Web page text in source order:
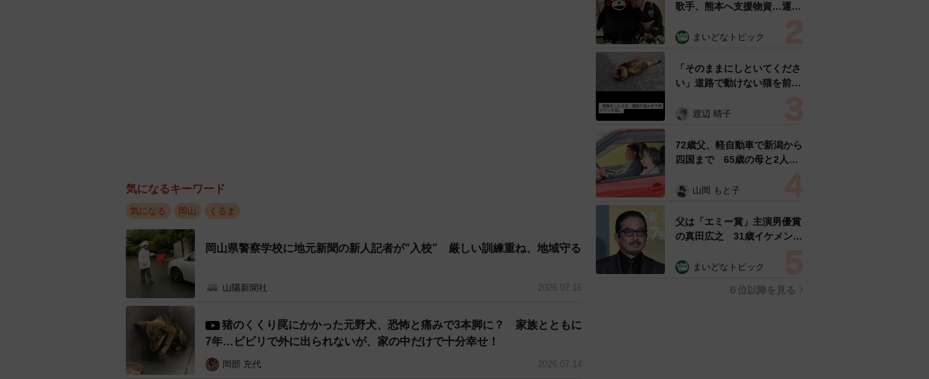
気になるキーワード
気になる 岡山 くるま
岡山県警察学校に地元新聞の新人記者が”入校” 厳しい訓練重ね、地域守る
山陽新聞社 2026.07.16
猪のくくり罠にかかった元野犬、恐怖と痛みで3本脚に？ 家族とともに
7年…ビビリで外に出られないが、家の中だけで十分幸せ！
岡部 充代 2026.07.14
歌手、熊本へ支援物資…運搬
めらい 「痛いほど伝わる」
まいどなトピック
「そのままにしといてくださ
い」道路で動けない猫を前に
ようとした4日間 「命の重
表の訴え
渡辺 晴子
72歳父、軽自動車で新潟から
四国まで 65歳の母と2人で
憩まで分刻み… 「大学生で
山岡 もと子
父は「エミー賞」主演男優賞
の真田広之 31歳イケメン俳
「ガチヒロさんそっくり」
まいどなトピック
６位以降を見る